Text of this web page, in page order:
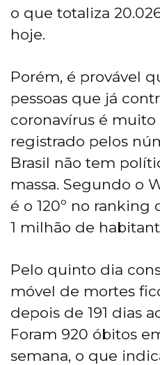
o que totaliza
hoje.
Porém, é provável
pessoas que já
coronavírus é
registrado pelos
Brasil não tem
massa. Segundo o
é o 120º no ranking
1 milhão de
Pelo quinto dia
móvel de mortes
depois de 191 dias
Foram 920 óbitos
semana, o que